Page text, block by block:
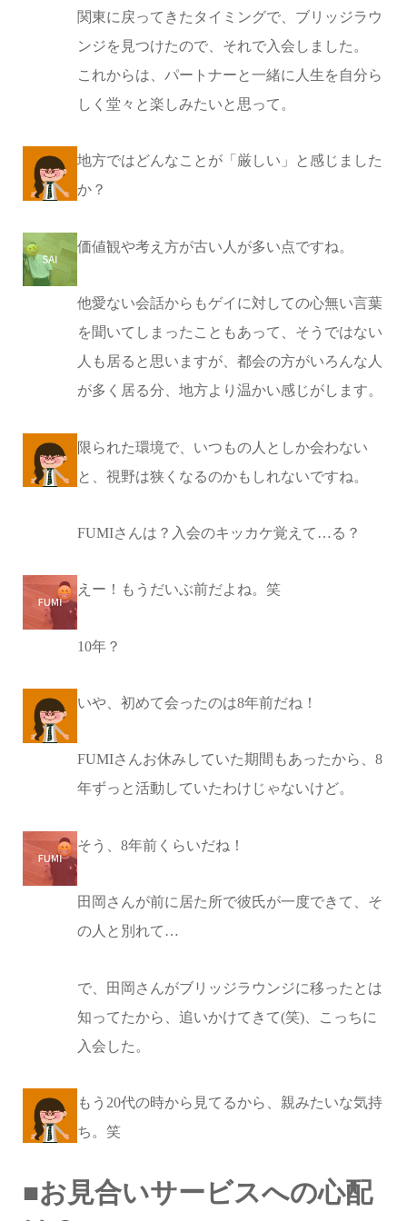
関東に戻ってきたタイミングで、ブリッジラウ
ンジを見つけたので、それで入会しました。
これからは、パートナーと一緒に人生を自分ら
しく堂々と楽しみたいと思って。
地方ではどんなことが「厳しい」と感じました
か？
価値観や考え方が古い人が多い点ですね。
他愛ない会話からもゲイに対しての心無い言葉
を聞いてしまったこともあって、そうではない
人も居ると思いますが、都会の方がいろんな人
が多く居る分、地方より温かい感じがします。
限られた環境で、いつもの人としか会わない
と、視野は狭くなるのかもしれないですね。
FUMIさんは？入会のキッカケ覚えて…る？
えー！もうだいぶ前だよね。笑
10年？
いや、初めて会ったのは8年前だね！
FUMIさんお休みしていた期間もあったから、8
年ずっと活動していたわけじゃないけど。
そう、8年前くらいだね！
田岡さんが前に居た所で彼氏が一度できて、そ
の人と別れて…
で、田岡さんがブリッジラウンジに移ったとは
知ってたから、追いかけてきて(笑)、こっちに
入会した。
もう20代の時から見てるから、親みたいな気持
ち。笑
■お見合いサービスへの心配